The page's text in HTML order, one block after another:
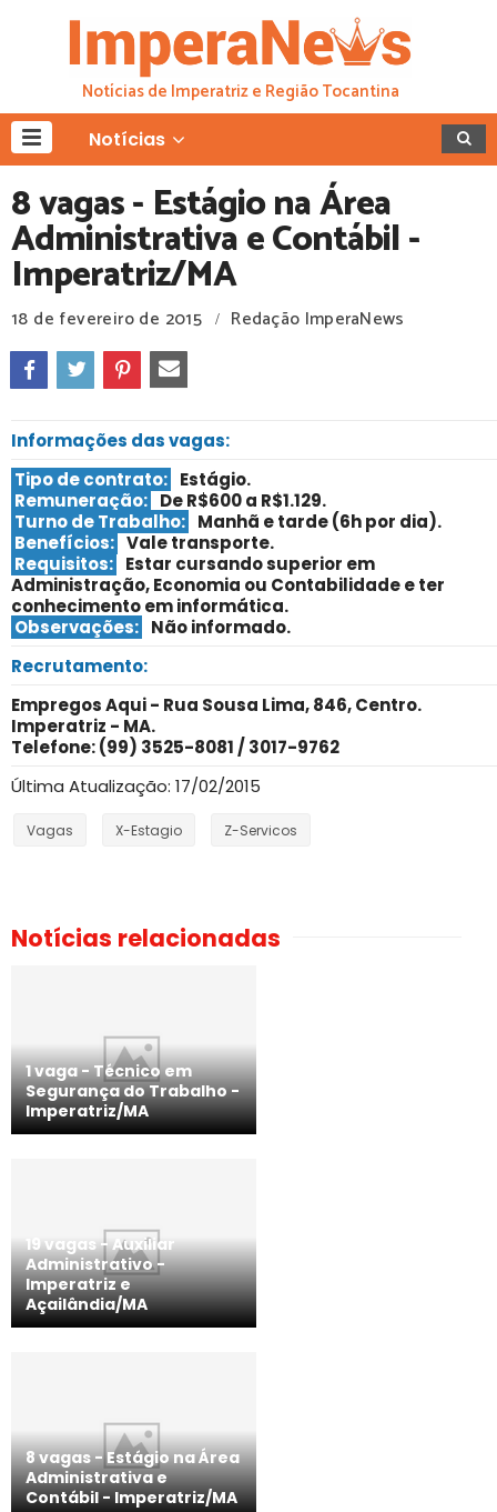
Notícias de Imperatriz e Região Tocantina
Notícias
8 vagas - Estágio na Área
Administrativa e Contábil -
Imperatriz/MA
18 de fevereiro de 2015 / Redação ImperaNews
Informações das vagas:
Tipo de contrato: Estágio.
Remuneração: De R$600 a R$1.129.
Turno de Trabalho: Manhã e tarde (6h por dia).
Benefícios: Vale transporte.
Requisitos: Estar cursando superior em
Administração, Economia ou Contabilidade e ter
conhecimento em informática.
Observações: Não informado.
Recrutamento:
Empregos Aqui - Rua Sousa Lima, 846, Centro.
Imperatriz - MA.
Telefone: (99) 3525-8081 / 3017-9762
Última Atualização: 17/02/2015
Vagas X-Estagio Z-Servicos
Notícias relacionadas
1 vaga - Técnico em
Segurança do Trabalho -
Imperatriz/MA
19 vagas - Auxiliar
Administrativo -
Imperatriz e
Açailândia/MA
8 vagas - Estágio na Área
Administrativa e
Contábil - Imperatriz/MA